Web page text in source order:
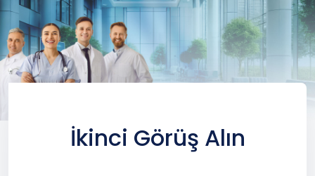
İkinci Görüş Alın